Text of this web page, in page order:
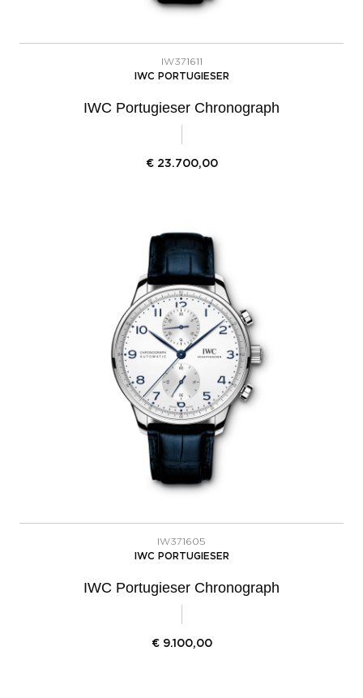
IW371611
IWC PORTUGIESER
IWC Portugieser Chronograph
€ 23.700,00
IW371605
IWC PORTUGIESER
IWC Portugieser Chronograph
€ 9.100,00